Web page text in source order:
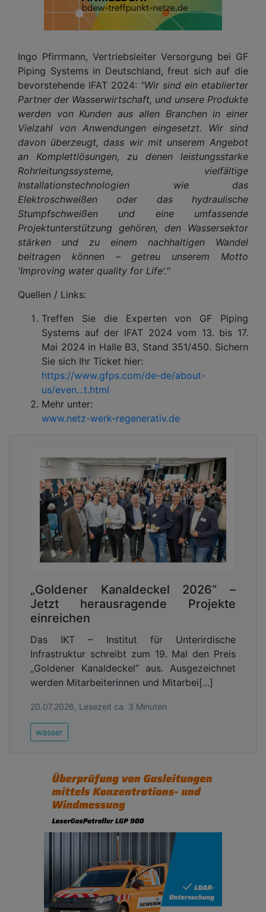
Ingo Pfirrmann, Vertriebsleiter Versorgung bei GF
Piping Systems in Deutschland, freut sich auf die
bevorstehende IFAT 2024: "Wir sind ein etablierter
Partner der Wasserwirtschaft, und unsere Produkte
werden von Kunden aus allen Branchen in einer
Vielzahl von Anwendungen eingesetzt. Wir sind
davon überzeugt, dass wir mit unserem Angebot
an Komplettlösungen, zu denen leistungsstarke
Rohrleitungssysteme, vielfältige
Installationstechnologien wie das
Elektroschweißen oder das hydraulische
Stumpfschweißen und eine umfassende
Projektunterstützung gehören, den Wassersektor
stärken und zu einem nachhaltigen Wandel
beitragen können – getreu unserem Motto
'Improving water quality for Life'."
Quellen / Links:
Treffen Sie die Experten von GF Piping
Systems auf der IFAT 2024 vom 13. bis 17.
Mai 2024 in Halle B3, Stand 351/450. Sichern
Sie sich Ihr Ticket hier:
https://www.gfps.com/de-de/about-
us/even...t.html
Mehr unter:
www.netz-werk-regenerativ.de
„Goldener Kanaldeckel 2026“ –
Jetzt herausragende Projekte
einreichen
Das IKT – Institut für Unterirdische
Infrastruktur schreibt zum 19. Mal den Preis
„Goldener Kanaldeckel“ aus. Ausgezeichnet
werden Mitarbeiterinnen und Mitarbei[...]
20.07.2026, Lesezeit ca. 3 Minuten
wasser